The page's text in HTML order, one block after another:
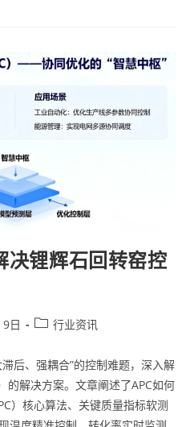
决锂辉石回转窑控
日 行业资讯
后、强耦合”的控制难题，深入解
的解决方案。文章阐述了APC如何
）核心算法、关键质量指标软测